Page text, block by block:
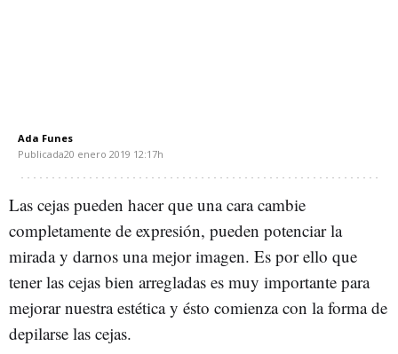
Ada Funes
Publicada20 enero 2019 12:17h
Las cejas pueden hacer que una cara cambie
completamente de expresión, pueden potenciar la
mirada y darnos una mejor imagen. Es por ello que
tener las cejas bien arregladas es muy importante para
mejorar nuestra estética y ésto comienza con la forma de
depilarse las cejas.